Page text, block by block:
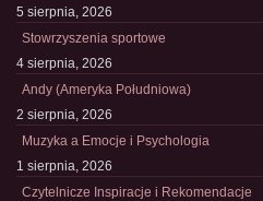
5 sierpnia, 2026
Stowrzyszenia sportowe
4 sierpnia, 2026
Andy (Ameryka Południowa)
2 sierpnia, 2026
Muzyka a Emocje i Psychologia
1 sierpnia, 2026
Czytelnicze Inspiracje i Rekomendacje